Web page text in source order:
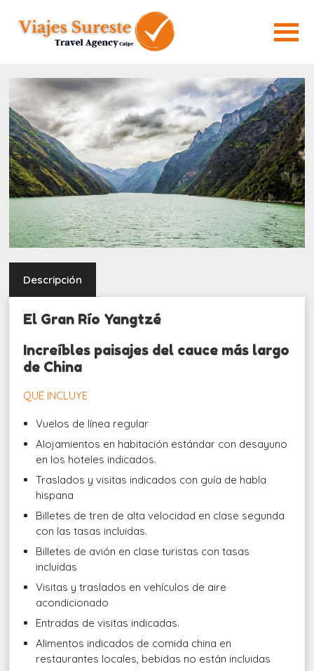
Descripción
El Gran Río Yangtzé
Increíbles paisajes del cauce más largo
de China
QUÉ INCLUYE
Vuelos de línea regular
Alojamientos en habitación estándar con desayuno
en los hoteles indicados.
Traslados y visitas indicados con guía de habla
hispana
Billetes de tren de alta velocidad en clase segunda
con las tasas incluidas.
Billetes de avión en clase turistas con tasas
incluidas
Visitas y traslados en vehículos de aire
acondicionado
Entradas de visitas indicadas.
Alimentos indicados de comida china en
restaurantes locales, bebidas no están incluidas